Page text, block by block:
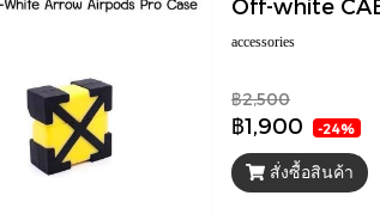
accessories
฿2,500
฿1,900 -24%
สั่งซื้อสินค้า